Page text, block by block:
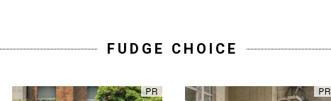
FUDGE CHOICE